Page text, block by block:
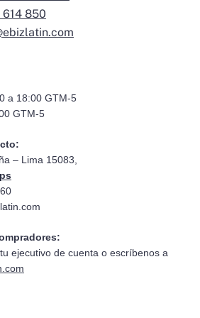
614 850
a 18:00 GTM-5
GTM-5
– Lima 15083,
ejecutivo de cuenta o escríbenos a